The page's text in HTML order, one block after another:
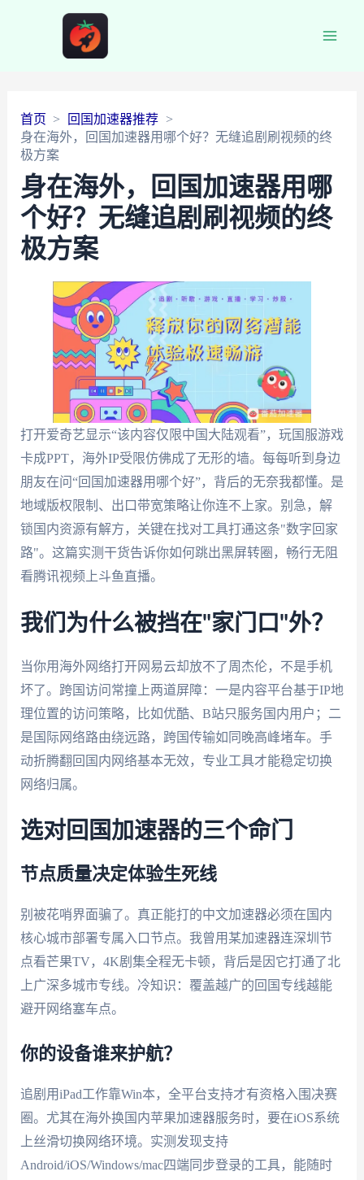
首页
回国加速器推荐
身在海外，回国加速器用哪个好？无缝追剧刷视频的终
极方案
身在海外，回国加速器用哪
个好？无缝追剧刷视频的终
极方案
打开爱奇艺显示“该内容仅限中国大陆观看”，玩国服游戏
卡成PPT，海外IP受限仿佛成了无形的墙。每每听到身边
朋友在问“回国加速器用哪个好”，背后的无奈我都懂。是
地域版权限制、出口带宽策略让你连不上家。别急，解
锁国内资源有解方，关键在找对工具打通这条"数字回家
路"。这篇实测干货告诉你如何跳出黑屏转圈，畅行无阻
看腾讯视频上斗鱼直播。
我们为什么被挡在"家门口"外？
当你用海外网络打开网易云却放不了周杰伦，不是手机
坏了。跨国访问常撞上两道屏障：一是内容平台基于IP地
理位置的访问策略，比如优酷、B站只服务国内用户；二
是国际网络路由绕远路，跨国传输如同晚高峰堵车。手
动折腾翻回国内网络基本无效，专业工具才能稳定切换
网络归属。
选对回国加速器的三个命门
节点质量决定体验生死线
别被花哨界面骗了。真正能打的中文加速器必须在国内
核心城市部署专属入口节点。我曾用某加速器连深圳节
点看芒果TV，4K剧集全程无卡顿，背后是因它打通了北
上广深多城市专线。冷知识：覆盖越广的回国专线越能
避开网络塞车点。
你的设备谁来护航？
追剧用iPad工作靠Win本，全平台支持才有资格入围决赛
圈。尤其在海外换国内苹果加速器服务时，要在iOS系统
上丝滑切换网络环境。实测发现支持
Android/iOS/Windows/mac四端同步登录的工具，能随时